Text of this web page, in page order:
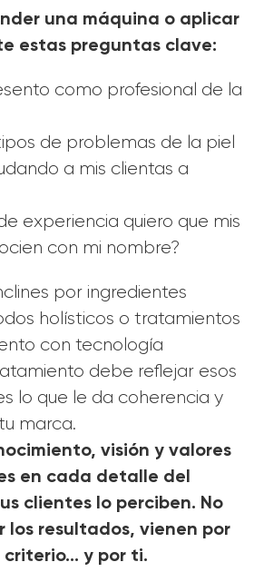
una máquina o aplicar
estas preguntas clave:
como profesional de la
de problemas de la piel
a mis clientas a
experiencia quiero que mis
con mi nombre?
por ingredientes
holísticos o tratamientos
con tecnología
debe reflejar esos
lo que le da coherencia y
marca.
visión y valores
en cada detalle del
clientes lo perciben. No
los resultados, vienen por
y por ti.